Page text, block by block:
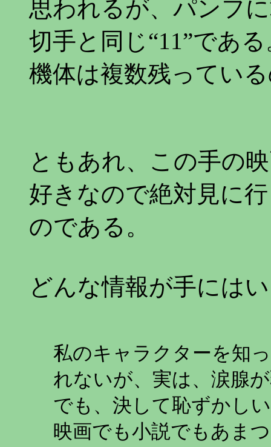
思われるが、パンフ
切手と同じ“11”であ
機体は複数残ってい
ともあれ、この手の
好きなので絶対見に
のである。
どんな情報が手には
私のキャラクターを知
れないが、実は、涙腺
でも、決して恥ずかし
映画でも小説でもあま